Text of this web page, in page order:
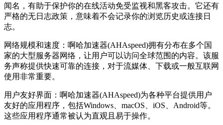
闻名，有助于保护你的在线活动免受监视和黑客攻击。它还有
严格的无日志政策，意味着不会记录你的浏览历史或连接日
志。
网络规模和速度：啊哈加速器(AHAspeed)拥有分布在多个国
家的大型服务器网络，让用户可以访问全球范围的内容。该服
务声称提供快速可靠的连接，对于流媒体、下载或一般互联网
使用非常重要。
用户友好界面：啊哈加速器(AHAspeed)为各种平台提供用户
友好的应用程序，包括Windows、macOS、iOS、Android等。
这些应用程序通常被认为直观且易于操作。